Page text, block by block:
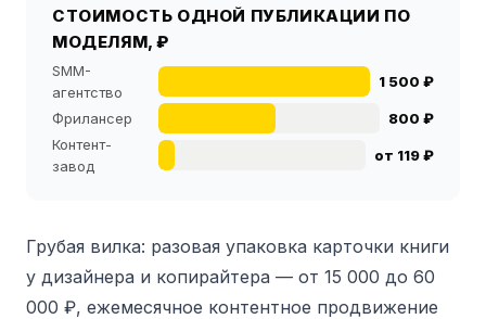
СТОИМОСТЬ ОДНОЙ ПУБЛИКАЦИИ ПО
МОДЕЛЯМ, ₽
SMM-
агентство
1 500 ₽
Фрилансер
800 ₽
Контент-
завод
от 119 ₽
Грубая вилка: разовая упаковка карточки книги
у дизайнера и копирайтера — от 15 000 до 60
000 ₽, ежемесячное контентное продвижение